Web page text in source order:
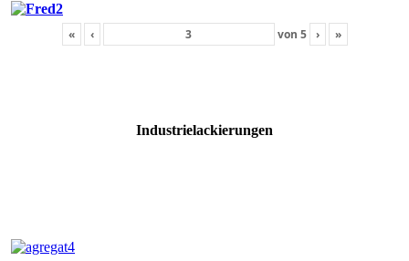
« ‹ von 5 › »
Industrielackierungen